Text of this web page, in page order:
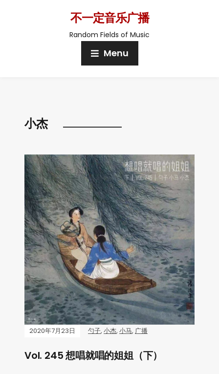
不一定音乐广播
Random Fields of Music
Menu
小杰
2020年7月23日 勺子, 小杰, 小马, 广播
Vol. 245 想唱就唱的姐姐（下）